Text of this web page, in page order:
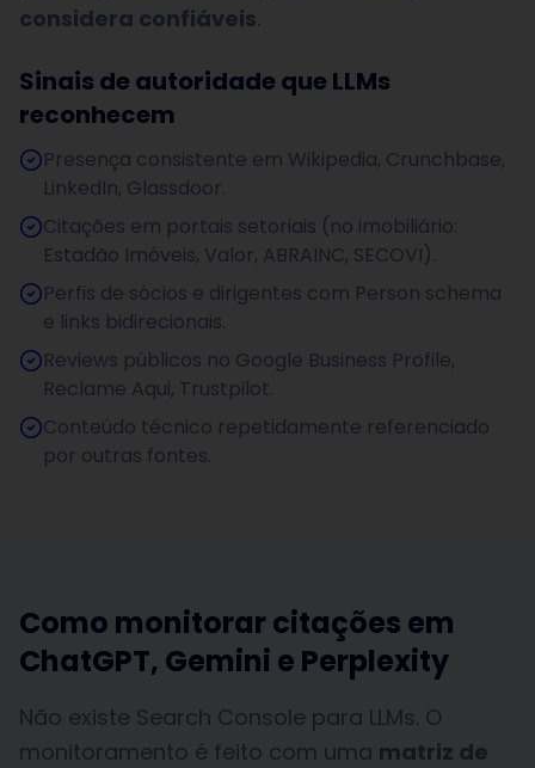
considera confiáveis.
Sinais de autoridade que LLMs
reconhecem
Presença consistente em Wikipedia, Crunchbase,
LinkedIn, Glassdoor.
Citações em portais setoriais (no imobiliário:
Estadão Imóveis, Valor, ABRAINC, SECOVI).
Perfis de sócios e dirigentes com Person schema
e links bidirecionais.
Reviews públicos no Google Business Profile,
Reclame Aqui, Trustpilot.
Conteúdo técnico repetidamente referenciado
por outras fontes.
Como monitorar citações em
ChatGPT, Gemini e Perplexity
Não existe Search Console para LLMs. O
monitoramento é feito com uma matriz de